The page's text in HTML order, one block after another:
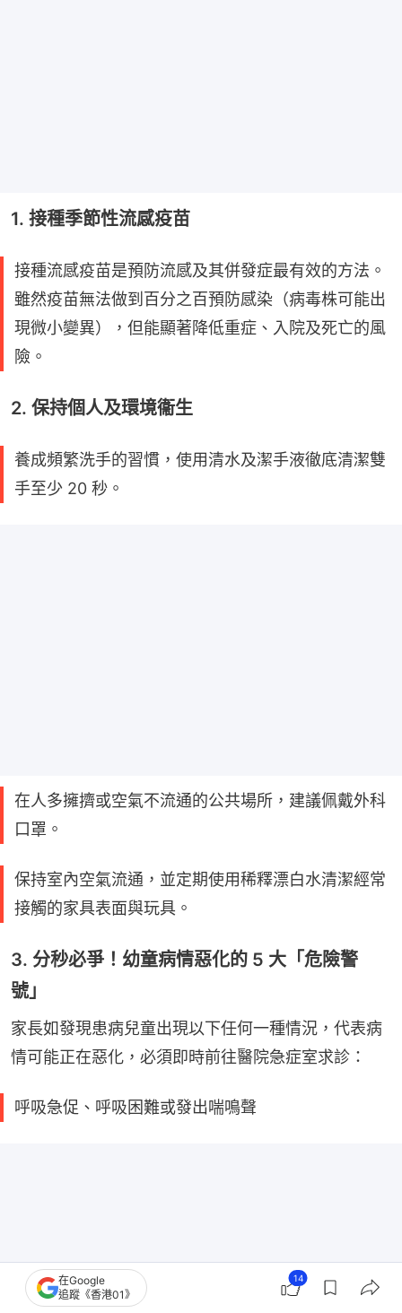
1. 接種季節性流感疫苗
接種流感疫苗是預防流感及其併發症最有效的方法。
雖然疫苗無法做到百分之百預防感染（病毒株可能出
現微小變異），但能顯著降低重症、入院及死亡的風
險。
2. 保持個人及環境衞生
養成頻繁洗手的習慣，使用清水及潔手液徹底清潔雙
手至少 20 秒。
在人多擁擠或空氣不流通的公共場所，建議佩戴外科
口罩。
保持室內空氣流通，並定期使用稀釋漂白水清潔經常
接觸的家具表面與玩具。
3. 分秒必爭！幼童病情惡化的 5 大「危險警
號」
家長如發現患病兒童出現以下任何一種情況，代表病
情可能正在惡化，必須即時前往醫院急症室求診：
呼吸急促、呼吸困難或發出喘鳴聲
在Google
追蹤《香港01》
14